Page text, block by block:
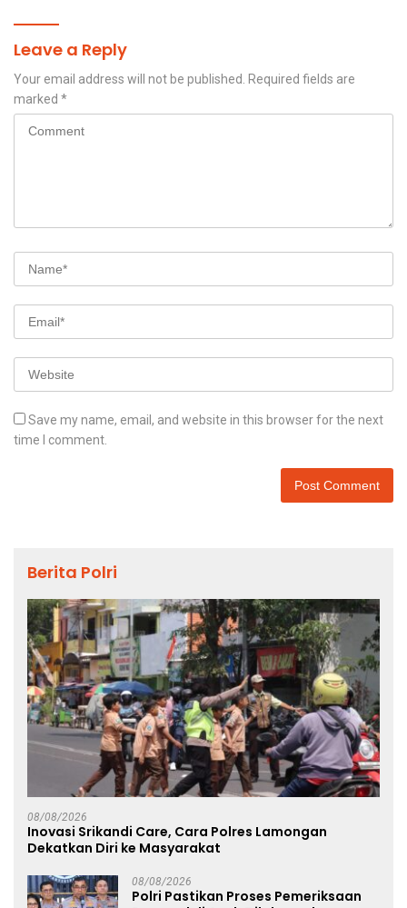
Leave a Reply
Your email address will not be published.
Required fields are
marked *
Save my name, email, and website in this browser for the next
time I comment.
Berita Polri
08/08/2026
Inovasi Srikandi Care, Cara Polres Lamongan
Dekatkan Diri ke Masyarakat
08/08/2026
Polri Pastikan Proses Pemeriksaan